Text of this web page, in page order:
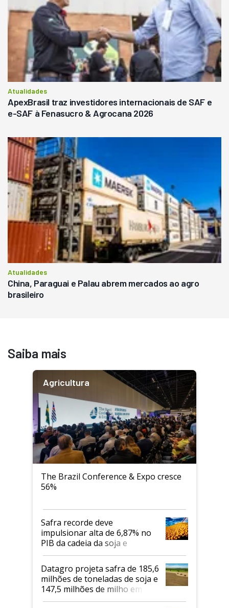
Atualidades
ApexBrasil traz investidores internacionais de SAF e
e-SAF à Fenasucro & Agrocana 2026
Atualidades
China, Paraguai e Palau abrem mercados ao agro
brasileiro
Saiba mais
Agricultura
The Brazil Conference & Expo cresce
56%
Safra recorde deve
impulsionar alta de 6,87% no
PIB da cadeia da soja e
biodiesel em 2026
Datagro projeta safra de 185,6
milhões de toneladas de soja e
147,5 milhões de milho em
2026/27